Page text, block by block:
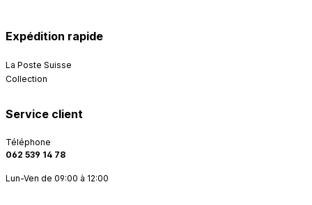
Expédition rapide
La Poste Suisse
Collection
Service client
Téléphone
062 539 14 78
Lun-Ven de 09:00 à 12:00